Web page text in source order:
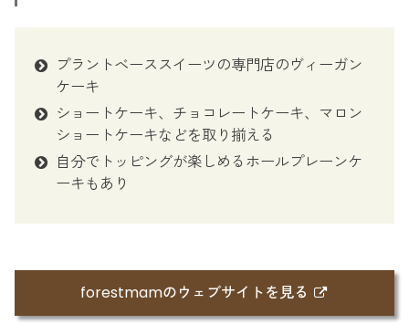
プラントベーススイーツの専門店のヴィーガン
ケーキ
ショートケーキ、チョコレートケーキ、マロン
ショートケーキなどを取り揃える
自分でトッピングが楽しめるホールプレーンケ
ーキもあり
forestmamのウェブサイトを見る